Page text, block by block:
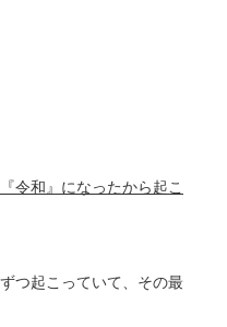
令和』になったから起こ
つ起こっていて、その最